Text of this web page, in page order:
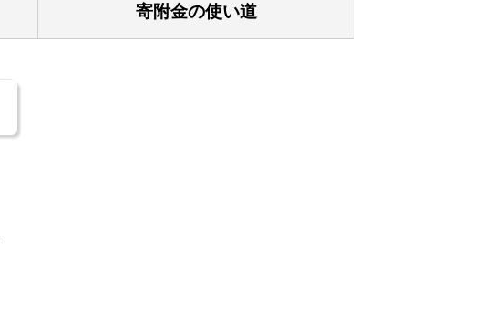
寄附金の使い道